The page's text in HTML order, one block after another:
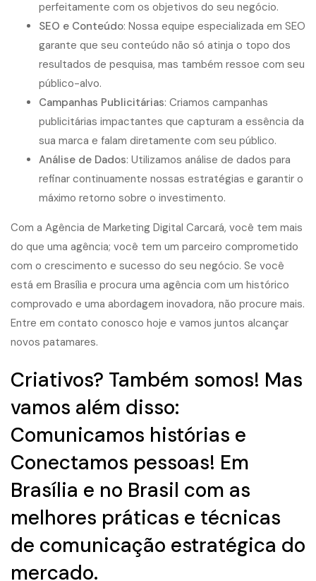
perfeitamente com os objetivos do seu negócio.
SEO e Conteúdo: Nossa equipe especializada em SEO
garante que seu conteúdo não só atinja o topo dos
resultados de pesquisa, mas também ressoe com seu
público-alvo.
Campanhas Publicitárias: Criamos campanhas
publicitárias impactantes que capturam a essência da
sua marca e falam diretamente com seu público.
Análise de Dados: Utilizamos análise de dados para
refinar continuamente nossas estratégias e garantir o
máximo retorno sobre o investimento.
Com a Agência de Marketing Digital Carcará, você tem mais
do que uma agência; você tem um parceiro comprometido
com o crescimento e sucesso do seu negócio. Se você
está em Brasília e procura uma agência com um histórico
comprovado e uma abordagem inovadora, não procure mais.
Entre em contato conosco hoje e vamos juntos alcançar
novos patamares.
Criativos? Também somos! Mas
vamos além disso:
Comunicamos histórias e
Conectamos pessoas! Em
Brasília e no Brasil com as
melhores práticas e técnicas
de comunicação estratégica do
mercado.